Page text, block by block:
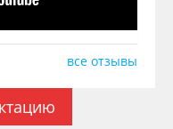
все отзывы